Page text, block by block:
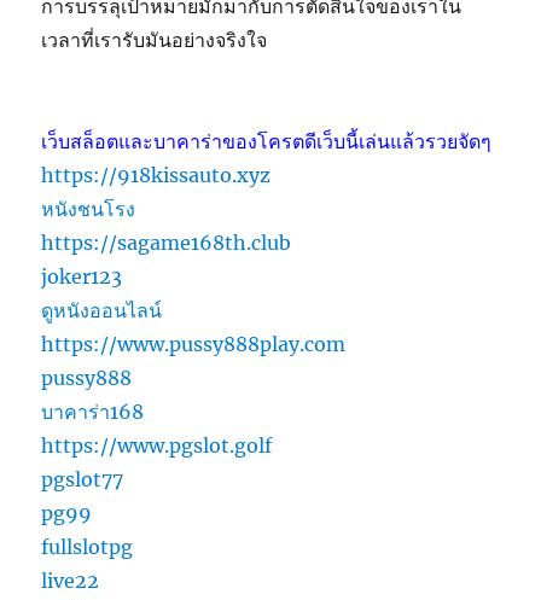
การบรรลุเป้าหมายมักมากับการตัดสินใจของเราใน
เวลาที่เรารับมันอย่างจริงใจ
เว็บสล็อตและบาคาร่าของโครตดีเว็บนี้เล่นแล้วรวยจัดๆ
https://918kissauto.xyz
หนังชนโรง
https://sagame168th.club
joker123
ดูหนังออนไลน์
https://www.pussy888play.com
pussy888
บาคาร่า168
https://www.pgslot.golf
pgslot77
pg99
fullslotpg
live22